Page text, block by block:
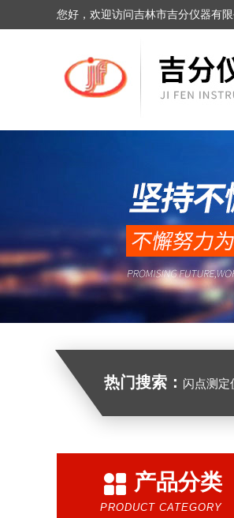
您好，欢迎访问吉林市吉分仪器有限
热门搜索： 闪点测定
产品分类
PRODUCT CATEGORY